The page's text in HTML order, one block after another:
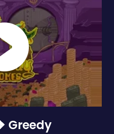
Greedy